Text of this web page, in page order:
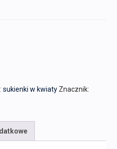
sukienki w kwiaty Znacznik: